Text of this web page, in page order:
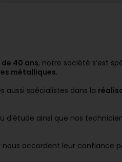
40 ans, notre société s’est
métalliques.
aussi spécialistes dans la
d’étude ainsi que nos
accordent leur confiance